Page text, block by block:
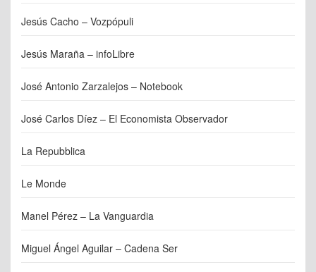
Jesús Cacho – Vozpópuli
Jesús Maraña – infoLibre
José Antonio Zarzalejos – Notebook
José Carlos Díez – El Economista Observador
La Repubblica
Le Monde
Manel Pérez – La Vanguardia
Miguel Ángel Aguilar – Cadena Ser